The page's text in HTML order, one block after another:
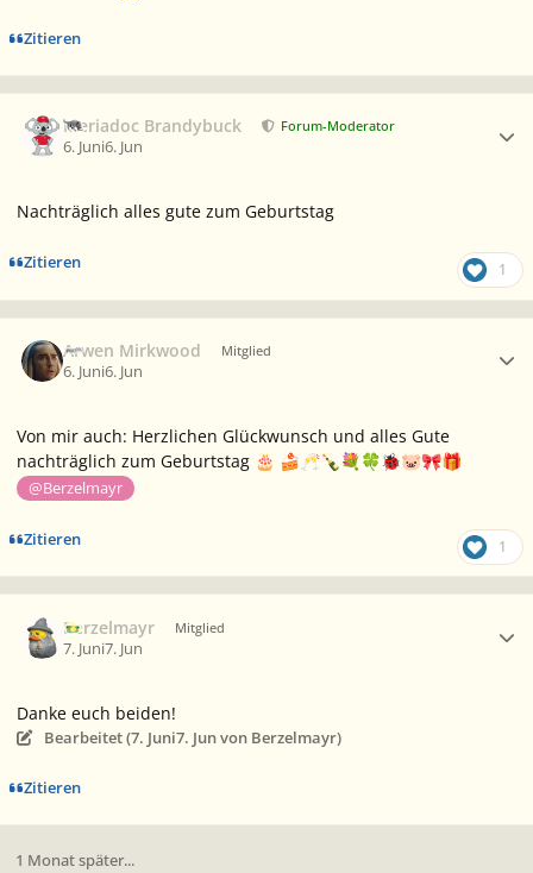
Zitieren
Meriadoc Brandybuck Forum-Moderator
6. Juni6. Jun
Nachträglich alles gute zum Geburtstag
Zitieren 1
Arwen Mirkwood Mitglied
6. Juni6. Jun
Von mir auch: Herzlichen Glückwunsch und alles Gute
nachträglich zum Geburtstag 🎂 🍰 🥂🍾 💐🍀🐞🐷🎀🎁
@Berzelmayr
Zitieren 1
Berzelmayr Mitglied
7. Juni7. Jun
Danke euch beiden!
Bearbeitet (7. Juni7. Junvon Berzelmayr)
Zitieren
1 Monat später...